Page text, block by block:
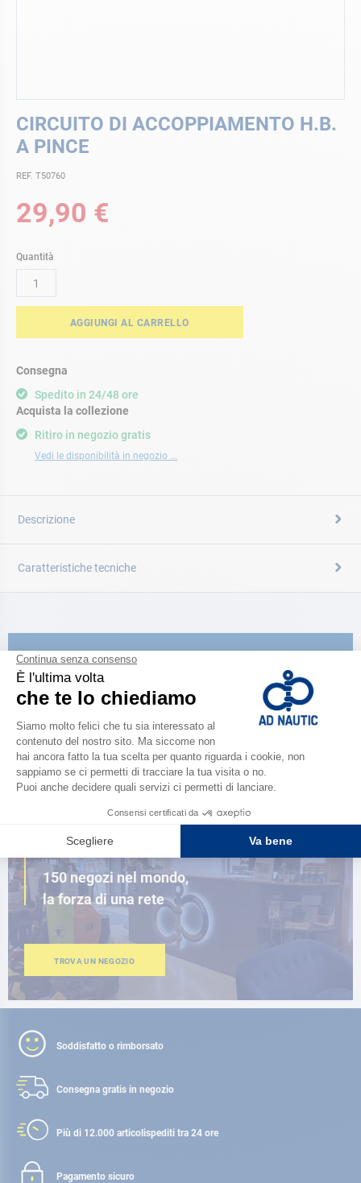
CIRCUITO DI ACCOPPIAMENTO H.B.
A PINCE
REF. T50760
29,90 €
Quantità
AGGIUNGI AL CARRELLO
Consegna
Spedito in 24/48 ore
Ritiro in negozio gratis
Vedi le disponibilità in negozio ...
Acquista la collezione
all'inizio
della
galleria
di
Descrizione
Caratteristiche tecniche
CATALOGARE
Scopri la
SFOGLIA IL CATALOGO
150 negozi nel mondo,
la forza di una rete
TROVA UN NEGOZIO
Soddisfatto o rimborsato
Consegna gratis in negozio
Più di 12.000 articolispediti tra 24 ore
Pagamento sicuro